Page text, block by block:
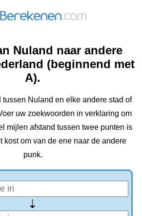
Nuland naar andere
(beginnend met
A).
tussen Nuland en elke andere stad of
uw zoekwoorden in verklaring om
mijlen afstand tussen twee punten is
kost om van de ene naar de andere
punk.
⇢